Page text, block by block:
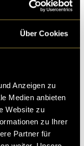
Über Cookies
Anzeigen zu
Medien anbieten
Website zu
zu Ihrer
Partner für
So konnten auch
zentral
Rudolf
durch die